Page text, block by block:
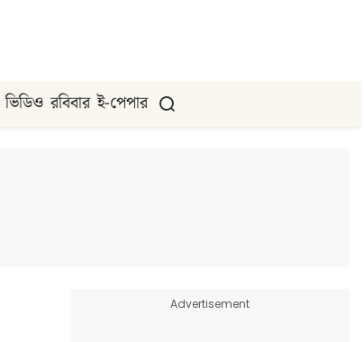
ভিডিও রবিবার ই-পেপার
Advertisement